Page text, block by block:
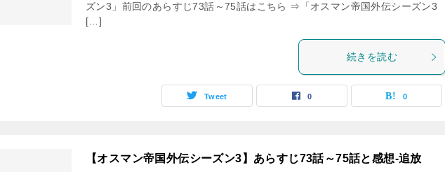
ズン3」前回のあらすじ73話～75話はこちら ⇒「オスマン帝国外伝シーズン3
[…]
続きを読む
Tweet 0 0
【オスマン帝国外伝シーズン3】あらすじ73話～75話と感想-追放